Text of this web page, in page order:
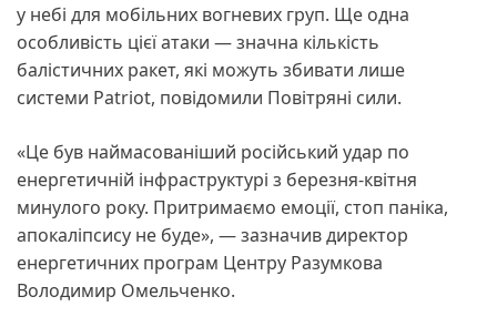
у небі для мобільних вогневих груп. Ще одна
особливість цієї атаки — значна кількість
балістичних ракет, які можуть збивати лише
системи Patriot, повідомили Повітряні сили.
«Це був наймасованіший російський удар по
енергетичній інфраструктурі з березня-квітня
минулого року. Притримаємо емоції, стоп паніка,
апокаліпсису не буде», — зазначив директор
енергетичних програм Центру Разумкова
Володимир Омельченко.